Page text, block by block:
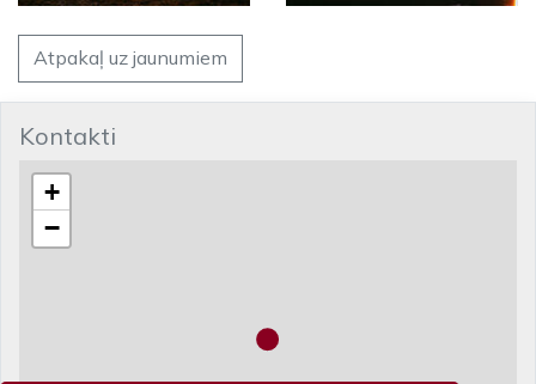
Atpakaļ uz jaunumiem
Kontakti
+
−